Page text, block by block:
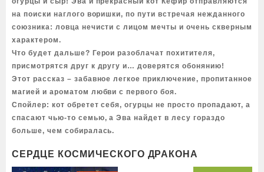
на поиски наглого воришки, по пути встречая нежданного
союзника: ловца нечисти с лицом мечты и очень скверным
характером.
Что будет дальше? Герои разоблачат похитителя,
присмотрятся друг к другу и… доверятся обонянию!
Этот рассказ – забавное легкое приключение, пропитанное
магией и ароматом любви с первого боя.
Спойлер: кот обретет себя, огурцы не просто пропадают, а
спасают чью-то семью, а Эва найдет в лесу гораздо
больше, чем собиралась.
СЕРДЦЕ КОСМИЧЕСКОГО ДРАКОНА